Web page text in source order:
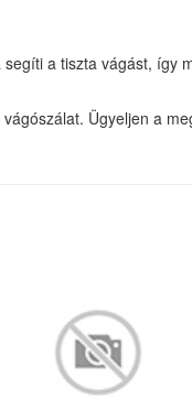
a tiszta vágást, így
Ügyeljen a